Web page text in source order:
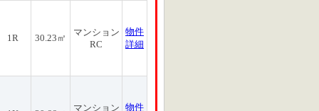
1R 30.23㎡
マンション
RC
物件
詳細
マンション 物件